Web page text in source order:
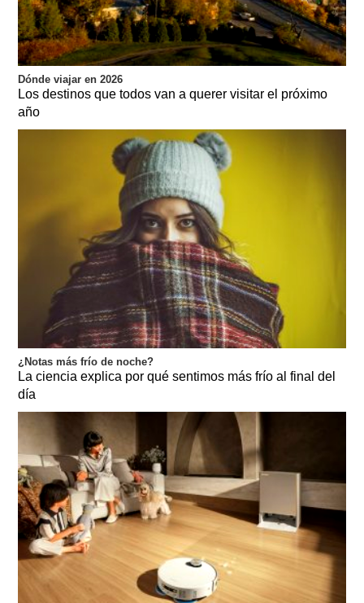
Dónde viajar en 2026
Los destinos que todos van a querer visitar el próximo
año
¿Notas más frío de noche?
La ciencia explica por qué sentimos más frío al final del
día